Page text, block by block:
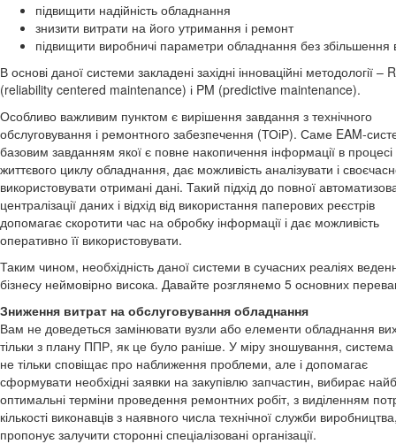
підвищити надійність обладнання
знизити витрати на його утримання і ремонт
підвищити виробничі параметри обладнання без збільшення
В основі даної системи закладені західні інноваційні методології –
(reliability centered maintenance) і PM (predictive maintenance).
Особливо важливим пунктом є вирішення завдання з технічного
обслуговування і ремонтного забезпечення (ТОіР). Саме EAM-
базовим завданням якої є повне накопичення інформації в процесі
життєвого циклу обладнання, дає можливість аналізувати і
використовувати отримані дані. Такий підхід до повної
централізації даних і відхід від використання паперових реєстрів
допомагає скоротити час на обробку інформації і дає можливість
оперативно її використовувати.
Таким чином, необхідність даної системи в сучасних реаліях
бізнесу неймовірно висока. Давайте розглянемо 5 основних
Зниження витрат на обслуговування обладнання
Вам не доведеться замінювати вузли або елементи обладнання
тільки з плану ППР, як це було раніше. У міру зношування,
не тільки сповіщає про наближення проблеми, але і допомагає
сформувати необхідні заявки на закупівлю запчастин, вибирає
оптимальні терміни проведення ремонтних робіт, з виділенням
кількості виконавців з наявного числа технічної служби
пропонує залучити сторонні спеціалізовані організації.